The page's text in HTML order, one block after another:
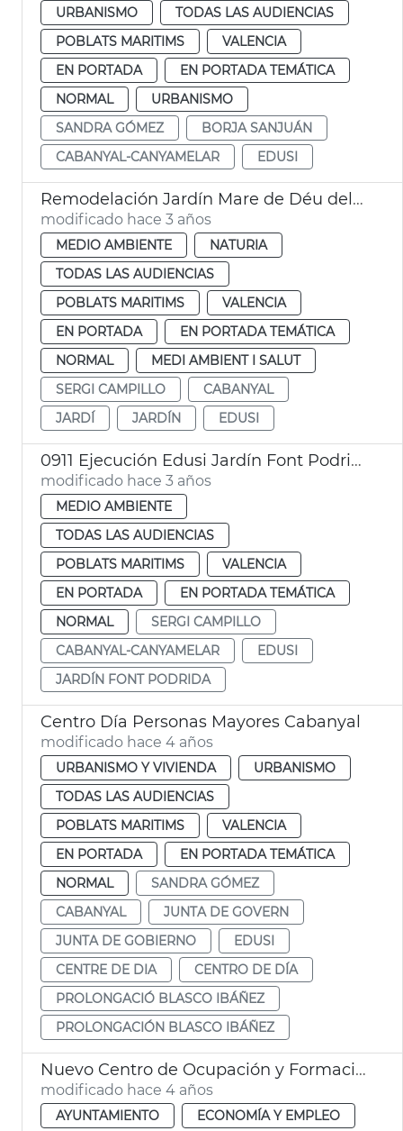
URBANISMO
TODAS LAS AUDIENCIAS
POBLATS MARITIMS
VALENCIA
EN PORTADA
EN PORTADA TEMÁTICA
NORMAL
URBANISMO
SANDRA GÓMEZ
BORJA SANJUÁN
CABANYAL-CANYAMELAR
EDUSI
Remodelación Jardín Mare de Déu del Castell
modificado hace 3 años
MEDIO AMBIENTE
NATURIA
TODAS LAS AUDIENCIAS
POBLATS MARITIMS
VALENCIA
EN PORTADA
EN PORTADA TEMÁTICA
NORMAL
MEDI AMBIENT I SALUT
SERGI CAMPILLO
CABANYAL
JARDÍ
JARDÍN EDUSI
0911 Ejecución Edusi Jardín Font Podrida
modificado hace 3 años
MEDIO AMBIENTE
TODAS LAS AUDIENCIAS
POBLATS MARITIMS
VALENCIA
EN PORTADA
EN PORTADA TEMÁTICA
NORMAL
SERGI CAMPILLO
CABANYAL-CANYAMELAR
EDUSI
JARDÍN FONT PODRIDA
Centro Día Personas Mayores Cabanyal
modificado hace 4 años
URBANISMO Y VIVIENDA
URBANISMO
TODAS LAS AUDIENCIAS
POBLATS MARITIMS
VALENCIA
EN PORTADA
EN PORTADA TEMÁTICA
NORMAL
SANDRA GÓMEZ
CABANYAL
JUNTA DE GOVERN
JUNTA DE GOBIERNO
EDUSI
CENTRE DE DIA
CENTRO DE DÍA
PROLONGACIÓ BLASCO IBÁÑEZ
PROLONGACIÓN BLASCO IBÁÑEZ
Nuevo Centro de Ocupación y Formación Cabanyal-Canyamelar
modificado hace 4 años
AYUNTAMIENTO ECONOMÍA Y EMPLEO